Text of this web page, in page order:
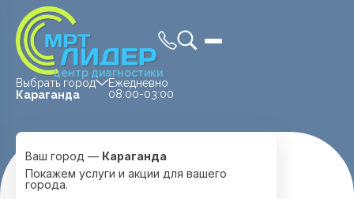
центр диагностики
Выбрать город
Караганда
Ежедневно
08:00-03:00
Ваш город — Караганда
Покажем услуги и акции для вашего
города.
Главная Услуги и цены МРТ 1.5 Тесла